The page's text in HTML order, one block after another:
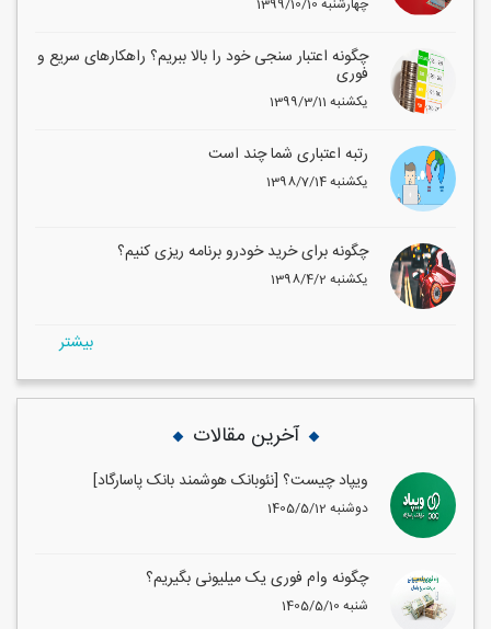
1399/10/10 چهارشنبه
چگونه اعتبار سنجی خود را بالا ببریم؟ راهکارهای سریع و
فوری
1399/3/11 یکشنبه
رتبه اعتباری شما چند است
1398/7/14 یکشنبه
چگونه برای خرید خودرو برنامه ریزی کنیم؟
1398/4/2 یکشنبه
بيشتر
آخرین مقالات
ویپاد چیست؟ [نئوبانک هوشمند بانک پاسارگاد]
1405/5/12 دوشنبه
چگونه وام فوری یک میلیونی بگیریم؟
1405/5/10 شنبه